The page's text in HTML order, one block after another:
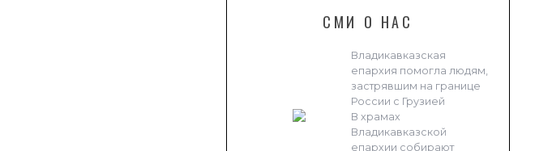
СМИ О НАС
Владикавказская
епархия помогла людям,
застрявшим на границе
России с Грузией
В храмах
Владикавказской
епархии собирают